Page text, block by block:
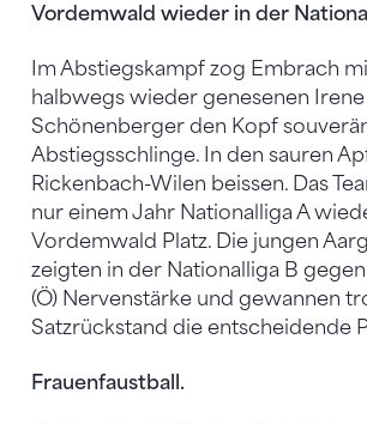
Vordemwald wieder in der
Im Abstiegskampf zog Embrach
halbwegs wieder genesenen Irene
Schönenberger den Kopf
Abstiegsschlinge. In den sauren
Rickenbach-Wilen beissen. Das
nur einem Jahr Nationalliga A
Vordemwald Platz. Die jungen
zeigten in der Nationalliga B
(Ö) Nervenstärke und gewannen
Satzrückstand die entscheidende
Frauenfaustball.